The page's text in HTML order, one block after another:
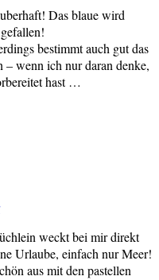
Das blaue wird
bestimmt auch gut das
wenn ich nur daran denke,
hast …
weckt bei mir direkt
Urlaube, einfach nur Meer!
aus mit den pastellen